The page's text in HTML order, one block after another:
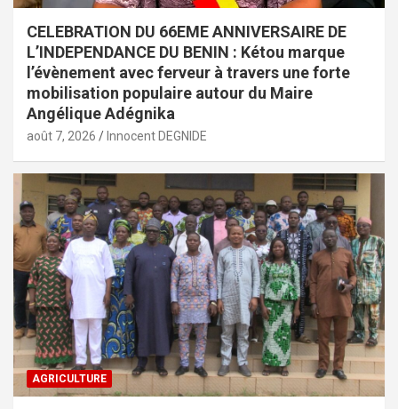
CELEBRATION DU 66EME ANNIVERSAIRE DE
L’INDEPENDANCE DU BENIN : Kétou marque
l’évènement avec ferveur à travers une forte
mobilisation populaire autour du Maire
Angélique Adégnika
août 7, 2026 Innocent DEGNIDE
AGRICULTURE